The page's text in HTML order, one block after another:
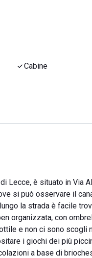
Cabine
Lecce, è situato in Via
si può osservare il
la strada è facile
organizzata, con
e non ci sono scogli
i giochi dei più
a base di